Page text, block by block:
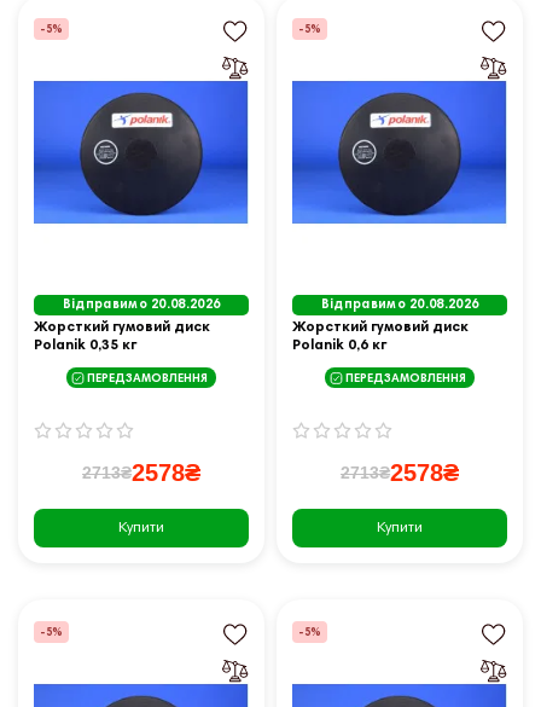
-5%
Відправимо 20.08.2026
Жорсткий гумовий диск
Polanik 0,35 кг
ПЕРЕДЗАМОВЛЕННЯ
2713₴2578₴
Купити
-5%
Відправимо 20.08.2026
Жорсткий гумовий диск
Polanik 0,6 кг
ПЕРЕДЗАМОВЛЕННЯ
2713₴2578₴
Купити
-5% -5%